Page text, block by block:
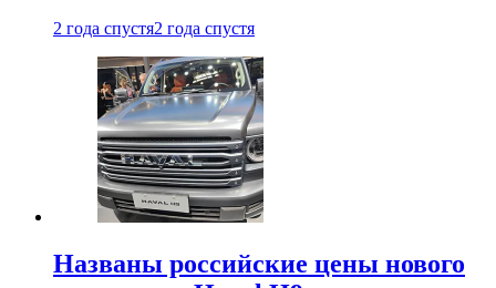
2 года спустя2 года спустя
Названы российские цены нового